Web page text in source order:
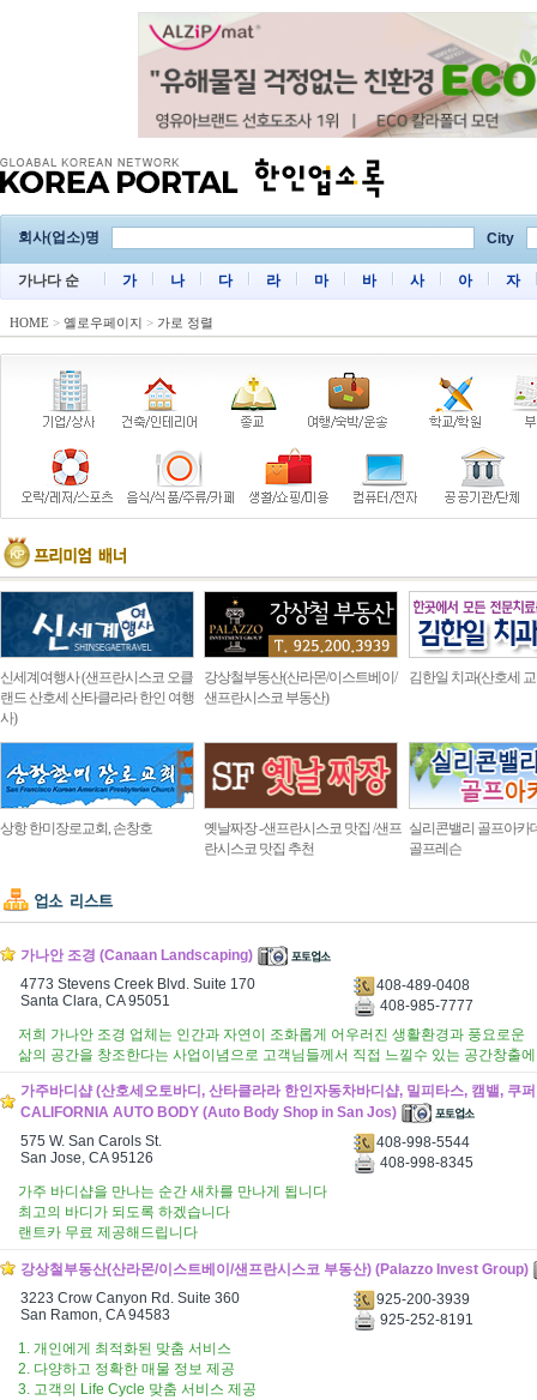
회사(업소)명 City
가나다 순 가 나 다 라 마 바 사 아 자
HOME > 옐로우페이지 > 가로 정렬
신세계여행사 (샌프란시스코 오클
랜드 산호세 산타클라라 한인 여행
사)
강상철부동산(산라몬/이스트베이/
샌프란시스코 부동산)
김한일 치과(산호세
상항 한미장로교회, 손창호
옛날짜장 -샌프란시스코 맛집 /샌프
란시스코 맛집 추천
실리콘밸리 골프아카
골프레슨
가나안 조경 (Canaan Landscaping)
4773 Stevens Creek Blvd. Suite 170
Santa Clara, CA 95051
408-489-0408
408-985-7777
저희 가나안 조경 업체는 인간과 자연이 조화롭게 어우러진 생활환경과 풍요로운
삶의 공간을 창조한다는 사업이념으로 고객님들께서 직접 느낄수 있는 공간창출
가주바디샵 (산호세오토바디, 산타클라라 한인자동차바디샵, 밀피타스, 캠밸, 쿠
CALIFORNIA AUTO BODY (Auto Body Shop in San Jos)
575 W. San Carols St.
San Jose, CA 95126
408-998-5544
408-998-8345
가주 바디샵을 만나는 순간 새차를 만나게 됩니다
최고의 바디가 되도록 하겠습니다
랜트카 무료 제공해드립니다
강상철부동산(산라몬/이스트베이/샌프란시스코 부동산) (Palazzo Invest Group)
3223 Crow Canyon Rd. Suite 360
San Ramon, CA 94583
925-200-3939
925-252-8191
1. 개인에게 최적화된 맞춤 서비스
2. 다양하고 정확한 매물 정보 제공
3. 고객의 Life Cycle 맞춤 서비스 제공